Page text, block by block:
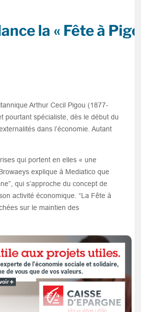
la « Fête à Pigou
Arthur Cecil Pigou (1877-
pourtant spécialiste, dès le début du
dans l’économie. Autant
qui portent en elles « une
explique à Mediatico que
qui s’approche du concept de
activité économique. “La Fête à
sur le maintien des